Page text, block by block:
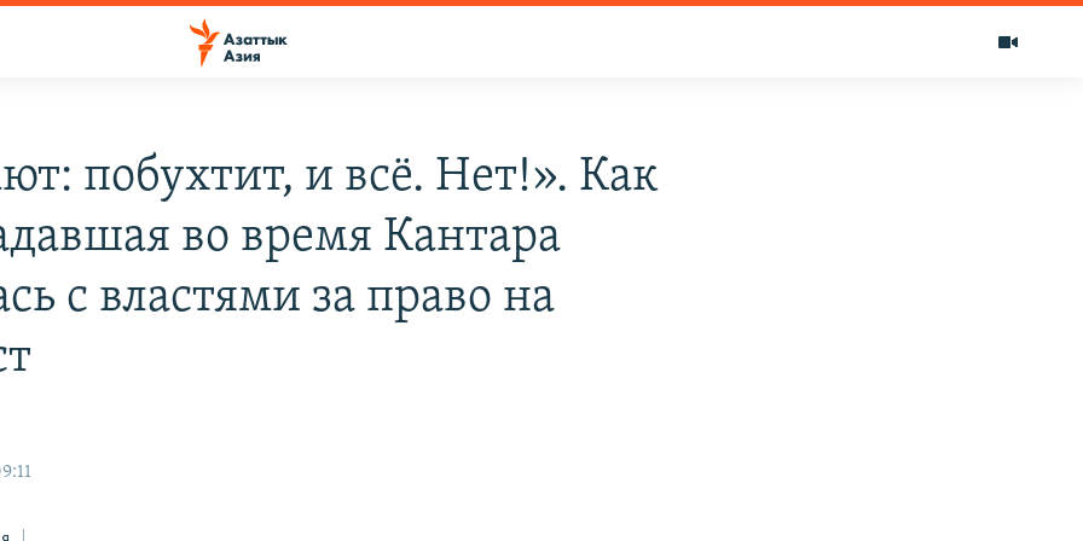
побухтит, и всё. Нет!». Как
во время Кантара
с властями за право на